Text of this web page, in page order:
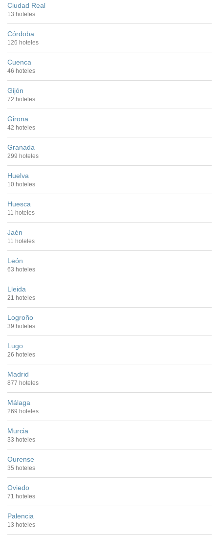
Ciudad Real
13 hoteles
Córdoba
126 hoteles
Cuenca
46 hoteles
Gijón
72 hoteles
Girona
42 hoteles
Granada
299 hoteles
Huelva
10 hoteles
Huesca
11 hoteles
Jaén
11 hoteles
León
63 hoteles
Lleida
21 hoteles
Logroño
39 hoteles
Lugo
26 hoteles
Madrid
877 hoteles
Málaga
269 hoteles
Murcia
33 hoteles
Ourense
35 hoteles
Oviedo
71 hoteles
Palencia
13 hoteles